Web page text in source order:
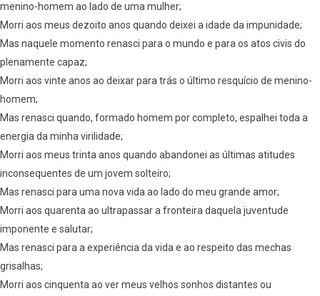
menino-homem ao lado de uma mulher;
Morri aos meus dezoito anos quando deixei a idade da impunidade;
Mas naquele momento renasci para o mundo e para os atos civis do
plenamente capaz;
Morri aos vinte anos ao deixar para trás o último resquício de menino-
homem;
Mas renasci quando, formado homem por completo, espalhei toda a
energia da minha virilidade;
Morri aos meus trinta anos quando abandonei as últimas atitudes
inconsequentes de um jovem solteiro;
Mas renasci para uma nova vida ao lado do meu grande amor;
Morri aos quarenta ao ultrapassar a fronteira daquela juventude
imponente e salutar;
Mas renasci para a experiência da vida e ao respeito das mechas
grisalhas;
Morri aos cinquenta ao ver meus velhos sonhos distantes ou